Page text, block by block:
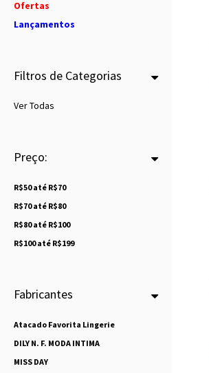
Ofertas
Lançamentos
Filtros de Categorias
Ver Todas
Preço:
R$50 até R$70
R$70 até R$80
R$80 até R$100
R$100 até R$199
Fabricantes
Atacado Favorita Lingerie
DILY N. F. MODA INTIMA
MISS DAY